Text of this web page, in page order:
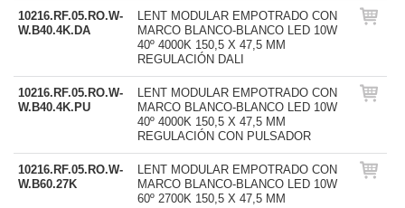
10216.RF.05.RO.W-
W.B40.4K.DA
LENT MODULAR EMPOTRADO CON
MARCO BLANCO-BLANCO LED 10W
40º 4000K 150,5 X 47,5 MM
REGULACIÓN DALI
10216.RF.05.RO.W-
W.B40.4K.PU
LENT MODULAR EMPOTRADO CON
MARCO BLANCO-BLANCO LED 10W
40º 4000K 150,5 X 47,5 MM
REGULACIÓN CON PULSADOR
10216.RF.05.RO.W-
W.B60.27K
LENT MODULAR EMPOTRADO CON
MARCO BLANCO-BLANCO LED 10W
60º 2700K 150,5 X 47,5 MM